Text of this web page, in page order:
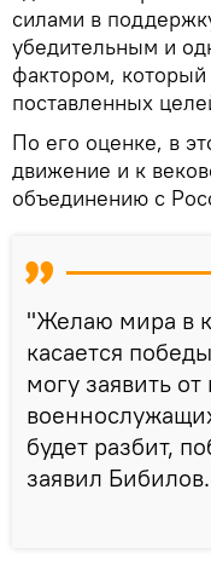
силами в
убедительным и
фактором,
поставленных
По его оценке, в
движение и к
объединению с
"Желаю мира в
касается
могу заявить
будет разбит,
заявил Бибилов.